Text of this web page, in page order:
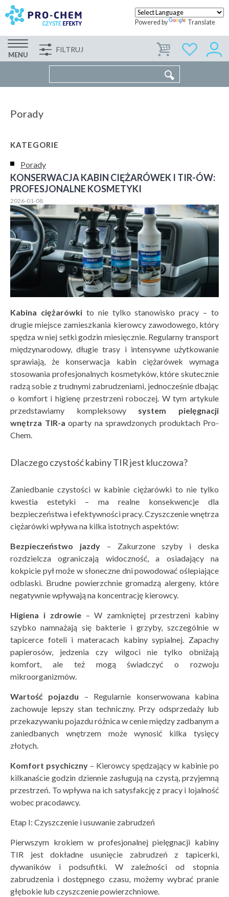
Powered by Translate
MENU
FILTRUJ WSPÓŁPRACA KONTAKT
Porady
KATEGORIE
Porady
KONSERWACJA KABIN CIĘŻARÓWEK I TIR-ÓW:
PROFESJONALNE KOSMETYKI
2026-01-08
Kabina ciężarówkito nie tylko stanowisko pracy – to
drugie miejsce zamieszkania kierowcy zawodowego, który
spędza w niej setki godzin miesięcznie. Regularny transport
międzynarodowy, długie trasy i intensywne użytkowanie
sprawiają, że konserwacja kabin ciężarówek wymaga
stosowania profesjonalnych kosmetyków, które skutecznie
radzą sobie z trudnymi zabrudzeniami, jednocześnie dbając
o komfort i higienę przestrzeni roboczej. W tym artykule
przedstawiamy kompleksowy system pielęgnacji
wnętrza TIR-a oparty na sprawdzonych produktach Pro-
Chem.
Dlaczego czystość kabiny TIR jest kluczowa?
Zaniedbanie czystości w kabinie ciężarówki to nie tylko
kwestia estetyki – ma realne konsekwencje dla
bezpieczeństwa i efektywności pracy. Czyszczenie wnętrza
ciężarówki wpływa na kilka istotnych aspektów:
Bezpieczeństwo jazdy– Zakurzone szyby i deska
rozdzielcza ograniczają widoczność, a osiadający na
kokpicie pył może w słoneczne dni powodować oślepiające
odblaski. Brudne powierzchnie gromadzą alergeny, które
negatywnie wpływają na koncentrację kierowcy.
Higiena i zdrowie– W zamkniętej przestrzeni kabiny
szybko namnażają się bakterie i grzyby, szczególnie w
tapicerce foteli i materacach kabiny sypialnej. Zapachy
papierosów, jedzenia czy wilgoci nie tylko obniżają
komfort, ale też mogą świadczyć o rozwoju
mikroorganizmów.
Wartość pojazdu – Regularnie konserwowana kabina
zachowuje lepszy stan techniczny. Przy odsprzedaży lub
przekazywaniu pojazdu różnica w cenie między zadbanym a
zaniedbanych wnętrzem może wynosić kilka tysięcy
złotych.
Komfort psychiczny – Kierowcy spędzający w kabinie po
kilkanaście godzin dziennie zasługują na czystą, przyjemną
przestrzeń. To wpływa na ich satysfakcję z pracy i lojalność
wobec pracodawcy.
Etap I: Czyszczenie i usuwanie zabrudzeń
Pierwszym krokiem w profesjonalnej pielęgnacji kabiny
TIR jest dokładne usunięcie zabrudzeń z tapicerki,
dywaników i podsufitki. W zależności od stopnia
zabrudzenia i dostępnego czasu, możemy wybrać pranie
głębokie lub czyszczenie powierzchniowe.